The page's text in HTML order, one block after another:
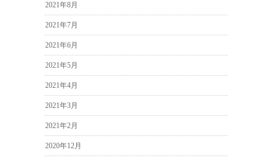
2021年8月
2021年7月
2021年6月
2021年5月
2021年4月
2021年3月
2021年2月
2020年12月